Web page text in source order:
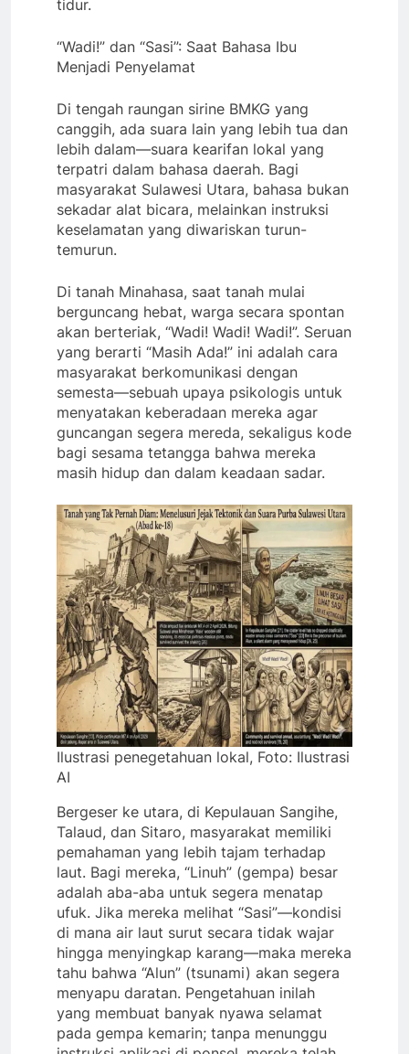
tidur.
“Wadi!” dan “Sasi”: Saat Bahasa Ibu
Menjadi Penyelamat
Di tengah raungan sirine BMKG yang
canggih, ada suara lain yang lebih tua dan
lebih dalam—suara kearifan lokal yang
terpatri dalam bahasa daerah. Bagi
masyarakat Sulawesi Utara, bahasa bukan
sekadar alat bicara, melainkan instruksi
keselamatan yang diwariskan turun-
temurun.
Di tanah Minahasa, saat tanah mulai
berguncang hebat, warga secara spontan
akan berteriak, “Wadi! Wadi! Wadi!”. Seruan
yang berarti “Masih Ada!” ini adalah cara
masyarakat berkomunikasi dengan
semesta—sebuah upaya psikologis untuk
menyatakan keberadaan mereka agar
guncangan segera mereda, sekaligus kode
bagi sesama tetangga bahwa mereka
masih hidup dan dalam keadaan sadar.
Ilustrasi penegetahuan lokal, Foto: Ilustrasi
AI
Bergeser ke utara, di Kepulauan Sangihe,
Talaud, dan Sitaro, masyarakat memiliki
pemahaman yang lebih tajam terhadap
laut. Bagi mereka, “Linuh” (gempa) besar
adalah aba-aba untuk segera menatap
ufuk. Jika mereka melihat “Sasi”—kondisi
di mana air laut surut secara tidak wajar
hingga menyingkap karang—maka mereka
tahu bahwa “Alun” (tsunami) akan segera
menyapu daratan. Pengetahuan inilah
yang membuat banyak nyawa selamat
pada gempa kemarin; tanpa menunggu